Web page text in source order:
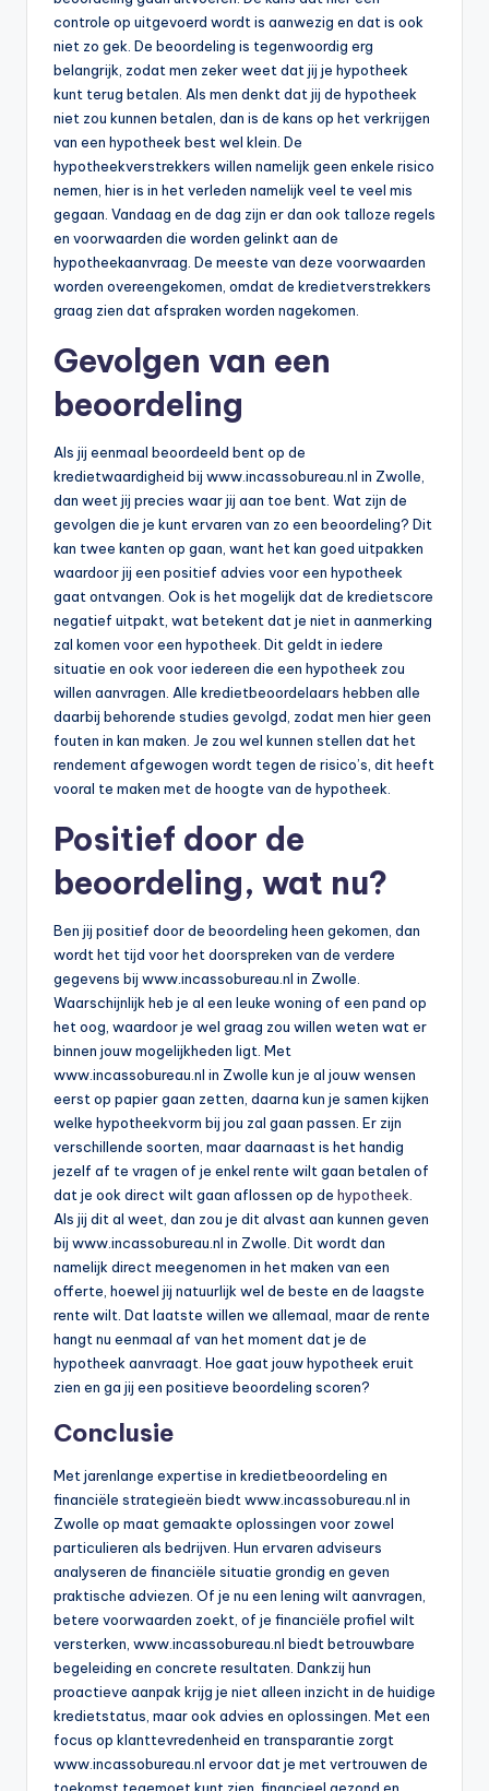
controle op uitgevoerd wordt is aanwezig en dat is ook
niet zo gek. De beoordeling is tegenwoordig erg
belangrijk, zodat men zeker weet dat jij je hypotheek
kunt terug betalen. Als men denkt dat jij de hypotheek
niet zou kunnen betalen, dan is de kans op het verkrijgen
van een hypotheek best wel klein. De
hypotheekverstrekkers willen namelijk geen enkele risico
nemen, hier is in het verleden namelijk veel te veel mis
gegaan. Vandaag en de dag zijn er dan ook talloze regels
en voorwaarden die worden gelinkt aan de
hypotheekaanvraag. De meeste van deze voorwaarden
worden overeengekomen, omdat de kredietverstrekkers
graag zien dat afspraken worden nagekomen.
Gevolgen van een
beoordeling
Als jij eenmaal beoordeeld bent op de
kredietwaardigheid bij www.incassobureau.nl in Zwolle,
dan weet jij precies waar jij aan toe bent. Wat zijn de
gevolgen die je kunt ervaren van zo een beoordeling? Dit
kan twee kanten op gaan, want het kan goed uitpakken
waardoor jij een positief advies voor een hypotheek
gaat ontvangen. Ook is het mogelijk dat de kredietscore
negatief uitpakt, wat betekent dat je niet in aanmerking
zal komen voor een hypotheek. Dit geldt in iedere
situatie en ook voor iedereen die een hypotheek zou
willen aanvragen. Alle kredietbeoordelaars hebben alle
daarbij behorende studies gevolgd, zodat men hier geen
fouten in kan maken. Je zou wel kunnen stellen dat het
rendement afgewogen wordt tegen de risico’s, dit heeft
vooral te maken met de hoogte van de hypotheek.
Positief door de
beoordeling, wat nu?
Ben jij positief door de beoordeling heen gekomen, dan
wordt het tijd voor het doorspreken van de verdere
gegevens bij www.incassobureau.nl in Zwolle.
Waarschijnlijk heb je al een leuke woning of een pand op
het oog, waardoor je wel graag zou willen weten wat er
binnen jouw mogelijkheden ligt. Met
www.incassobureau.nl in Zwolle kun je al jouw wensen
eerst op papier gaan zetten, daarna kun je samen kijken
welke hypotheekvorm bij jou zal gaan passen. Er zijn
verschillende soorten, maar daarnaast is het handig
jezelf af te vragen of je enkel rente wilt gaan betalen of
dat je ook direct wilt gaan aflossen op de hypotheek
Als jij dit al weet, dan zou je dit alvast aan kunnen geven
bij www.incassobureau.nl in Zwolle. Dit wordt dan
namelijk direct meegenomen in het maken van een
offerte, hoewel jij natuurlijk wel de beste en de laagste
rente wilt. Dat laatste willen we allemaal, maar de rente
hangt nu eenmaal af van het moment dat je de
hypotheek aanvraagt. Hoe gaat jouw hypotheek eruit
zien en ga jij een positieve beoordeling scoren?
Conclusie
Met jarenlange expertise in kredietbeoordeling en
financiële strategieën biedt www.incassobureau.nl in
Zwolle op maat gemaakte oplossingen voor zowel
particulieren als bedrijven. Hun ervaren adviseurs
analyseren de financiële situatie grondig en geven
praktische adviezen. Of je nu een lening wilt aanvragen,
betere voorwaarden zoekt, of je financiële profiel wilt
versterken, www.incassobureau.nl biedt betrouwbare
begeleiding en concrete resultaten. Dankzij hun
proactieve aanpak krijg je niet alleen inzicht in de huidige
kredietstatus, maar ook advies en oplossingen. Met een
focus op klanttevredenheid en transparantie zorgt
www.incassobureau.nl ervoor dat je met vertrouwen de